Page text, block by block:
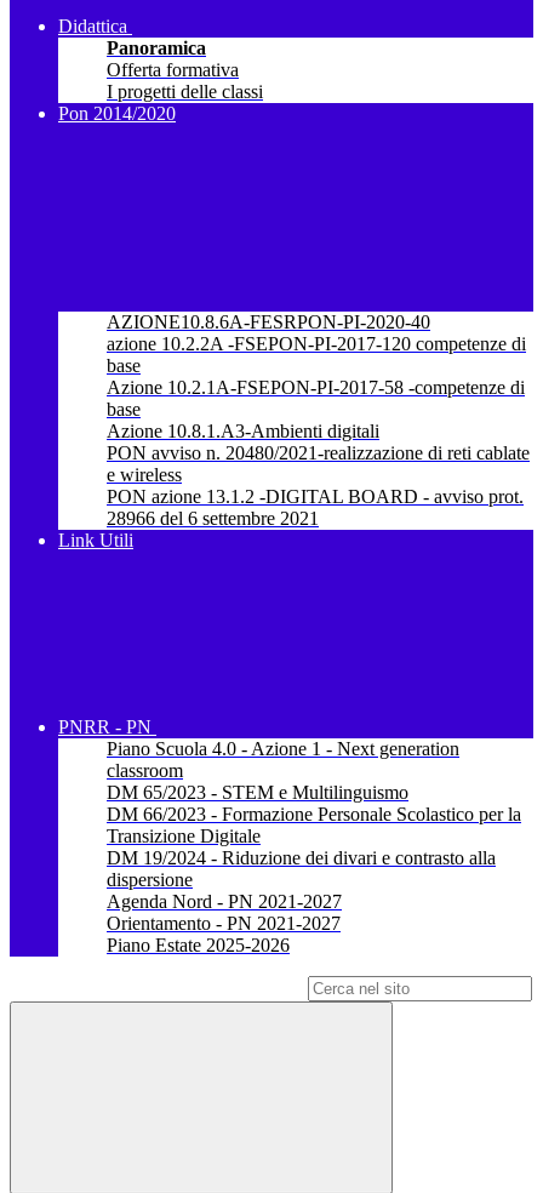
Didattica
Panoramica
Offerta formativa
I progetti delle classi
Pon 2014/2020
AZIONE10.8.6A-FESRPON-PI-2020-40
azione 10.2.2A -FSEPON-PI-2017-120 competenze di
base
Azione 10.2.1A-FSEPON-PI-2017-58 -competenze di
base
Azione 10.8.1.A3-Ambienti digitali
PON avviso n. 20480/2021-realizzazione di reti cablate
e wireless
PON azione 13.1.2 -DIGITAL BOARD - avviso prot.
28966 del 6 settembre 2021
Link Utili
PNRR - PN
Piano Scuola 4.0 - Azione 1 - Next generation
classroom
DM 65/2023 - STEM e Multilinguismo
DM 66/2023 - Formazione Personale Scolastico per la
Transizione Digitale
DM 19/2024 - Riduzione dei divari e contrasto alla
dispersione
Agenda Nord - PN 2021-2027
Orientamento - PN 2021-2027
Piano Estate 2025-2026